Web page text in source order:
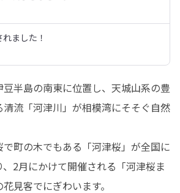
ました！
半島の南東に位置し、天城山系の豊
流「河津川」が相模湾にそそぐ自然
町の木でもある「河津桜」が全国に
2月にかけて開催される「河津桜ま
見客でにぎわいます。